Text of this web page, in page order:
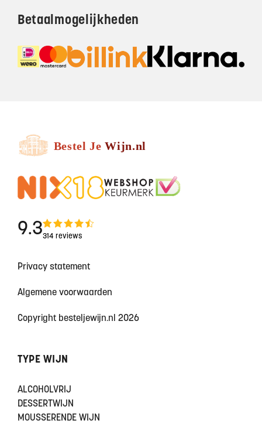
Betaalmogelijkheden
9.3314 reviews
Privacy statement
Algemene voorwaarden
Copyright besteljewijn.nl 2026
TYPE WIJN
ALCOHOLVRIJ
DESSERTWIJN
MOUSSERENDE WIJN